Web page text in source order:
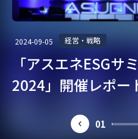
2024-09-05 経営・戦略
「アスエネESGサ
2024」開催レポー
prev 01